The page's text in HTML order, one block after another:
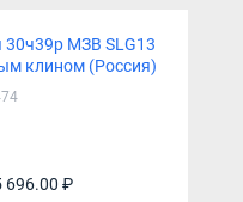
30ч39р МЗВ SLG13
клином (Россия)
696.00 ₽